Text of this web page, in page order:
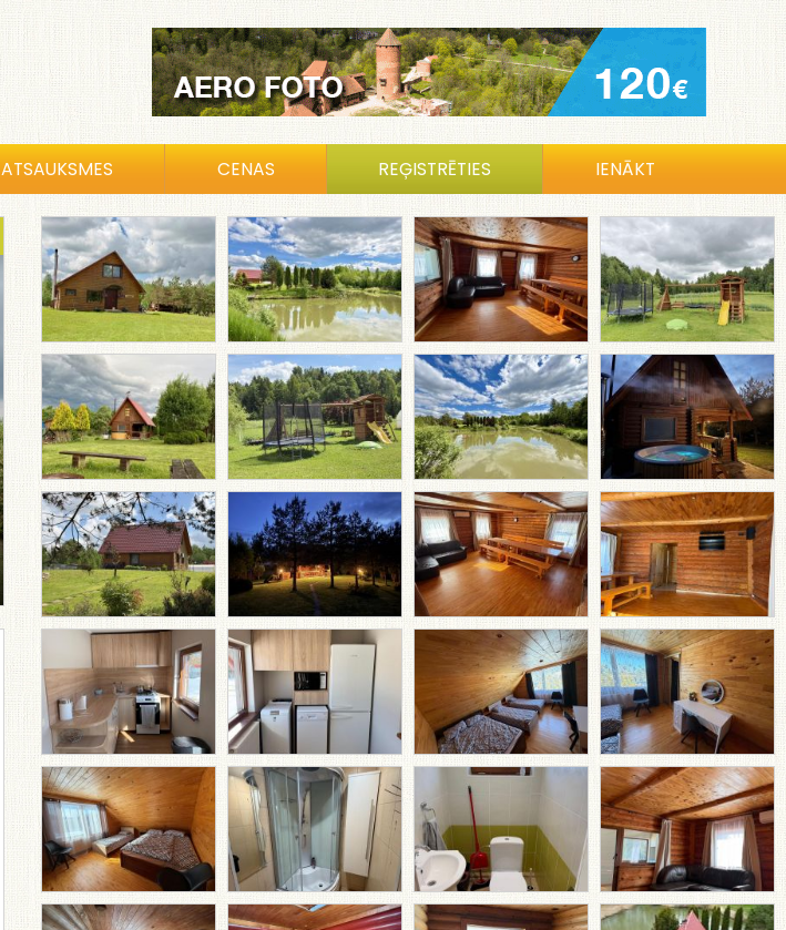
ATSAUKSMES CENAS REĢISTRĒTIES IENĀKT